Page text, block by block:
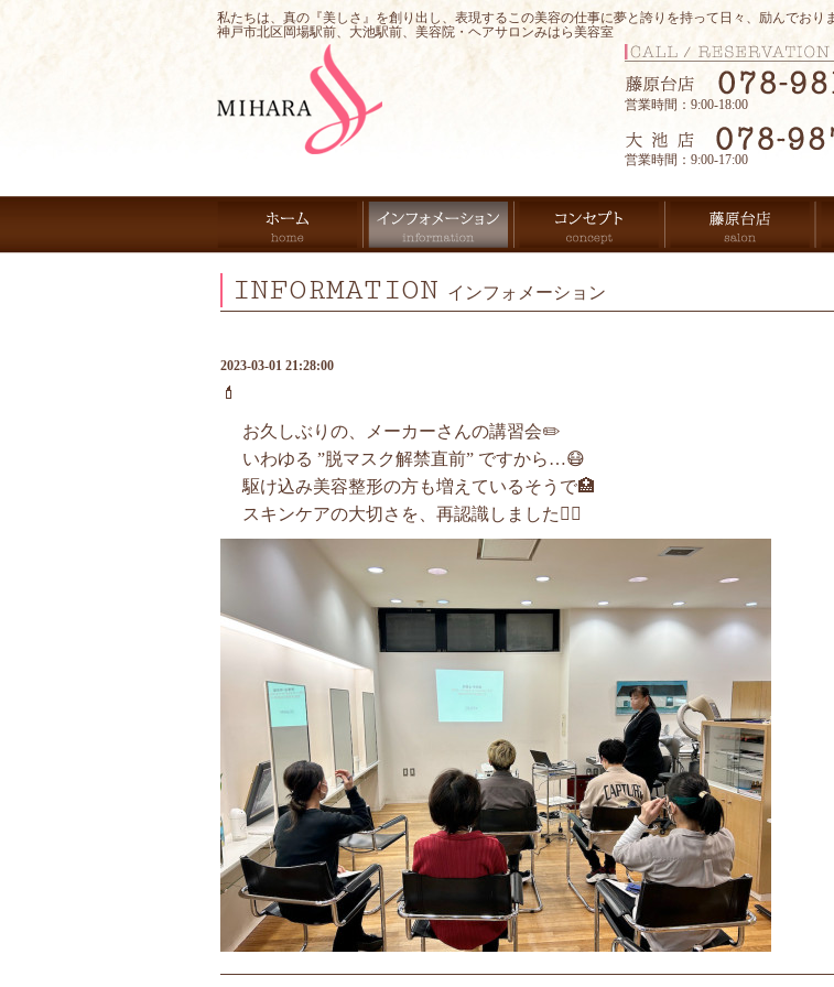
私たちは、真の『美しさ』を創り出し、表現するこの美容の仕事に夢と誇りを持って日々、励んでおり
神戸市北区岡場駅前、大池駅前、美容院・ヘアサロンみはら美容室
営業時間：9:00-18:00
営業時間：9:00-17:00
INFORMATION インフォメーション
2023-03-01 21:28:00
💄
お久しぶりの、メーカーさんの講習会✏️
いわゆる ”脱マスク解禁直前” ですから…😷
駆け込み美容整形の方も増えているそうで🏥
スキンケアの大切さを、再認識しました🙇‍♂️